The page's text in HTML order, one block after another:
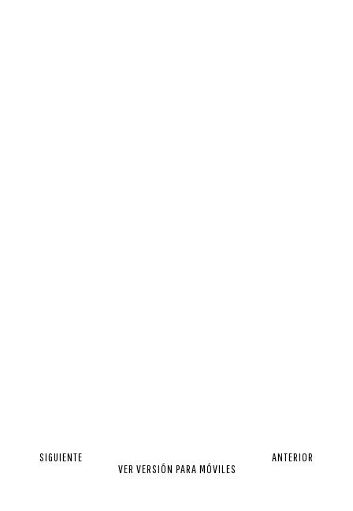
SIGUIENTE
ANTERIOR
VER VERSIÓN PARA MÓVILES